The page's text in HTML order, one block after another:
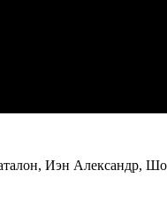
Иэн Александр,